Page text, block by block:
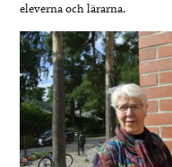
eleverna och lärarna.